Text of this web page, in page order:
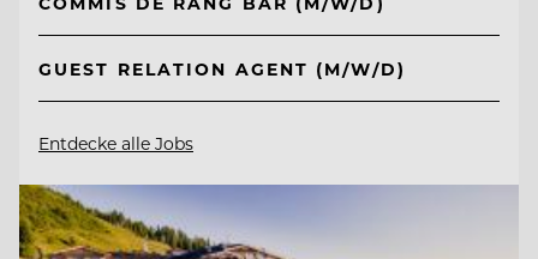
GUEST RELATION AGENT (M/W/D)
Entdecke alle Jobs